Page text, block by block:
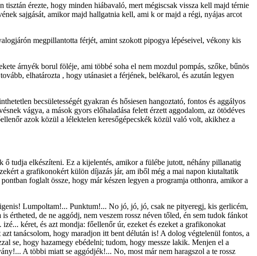
tisztán érezte, hogy minden hiábavaló, mert mégiscsak vissza kell majd térnie
sajgását, amikor majd hallgatnia kell, ami k or majd a régi, nyájas arcot
megpillantotta férjét, amint szokott pipogya lépéseivel, vékony kis
árnyék borul föléje, ami többé soha el nem mozdul pompás, szőke, bűnös
elhatározta , hogy utánasiet a férjének, belékarol, és azután legyen
becsületességét gyakran és hősiesen hangoztató, fontos és aggályos
vágya, a mások gyors előhaladása felett érzett aggodalom, az ötödéves
azok közül a lélektelen keresőgépecskék közül való volt, akikhez a
tudja elkészíteni. Ez a kijelentés, amikor a fülébe jutott, néhány pillanatig
a grafikonokért külön díjazás jár, am iből még a mai napon kiutaltatik
foglalt össze, hogy már készen legyen a programja otthonra, amikor a
Lumpoltam!... Punktum!... No jó, jó, jó, csak ne pityeregj, kis gerlicém,
értheted, de ne aggódj, nem veszem rossz néven tőled, én sem tudok fánkot
kéret, és azt mondja: főellenőr úr, ezeket és ezeket a grafikonokat
tanácsolom, hogy maradjon itt bent délután is! A dolog végtelenül fontos, a
se, hogy hazamegy ebédelni; tudom, hogy messze lakik. Menjen el a
A többi miatt se aggódjék!... No, most már nem haragszol a te rossz